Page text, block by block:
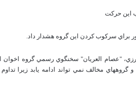
اين حركت
براي سرکوب کردن اين گروه هشدار داد.
"عصام العريان" سخنگوي رسمي گروه
گروههاي مخالف نمي تواند ادامه يابد زيرا